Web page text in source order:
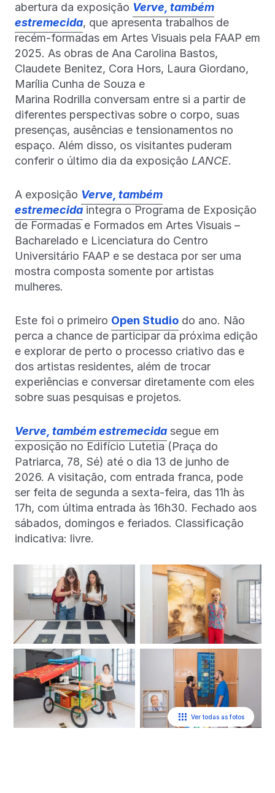
abertura da exposição Verve, também
estremecida, que apresenta trabalhos de
recém-formadas em Artes Visuais pela FAAP em
2025. As obras de Ana Carolina Bastos,
Claudete Benitez, Cora Hors, Laura Giordano,
Marília Cunha de Souza e
Marina Rodrilla conversam entre si a partir de
diferentes perspectivas sobre o corpo, suas
presenças, ausências e tensionamentos no
espaço. Além disso, os visitantes puderam
conferir o último dia da exposição LANCE.
A exposição Verve, também
estremecida integra o Programa de Exposição
de Formadas e Formados em Artes Visuais –
Bacharelado e Licenciatura do Centro
Universitário FAAP e se destaca por ser uma
mostra composta somente por artistas
mulheres.
Este foi o primeiro Open Studio do ano. Não
perca a chance de participar da próxima edição
e explorar de perto o processo criativo das e
dos artistas residentes, além de trocar
experiências e conversar diretamente com eles
sobre suas pesquisas e projetos.
Verve, também estremecida segue em
exposição no Edifício Lutetia (Praça do
Patriarca, 78, Sé) até o dia 13 de junho de
2026. A visitação, com entrada franca, pode
ser feita de segunda a sexta-feira, das 11h às
17h, com última entrada às 16h30. Fechado aos
sábados, domingos e feriados. Classificação
indicativa: livre.
Ver todas as fotos